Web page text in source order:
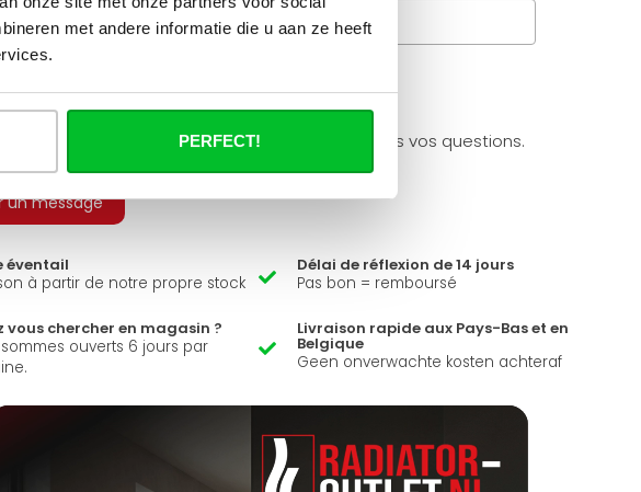
met andere informatie die u aan ze heeft
PERFECT!
Questions fréquentes
une question à propos de se produit.
heureux de vous aider et peut répondre à toutes vos questions.
un message
éventail
à partir de notre propre stock
Délai de réflexion de 14 jours
Pas bon = remboursé
vous chercher en magasin ?
ouverts 6 jours par
Livraison rapide aux Pays-Bas et en
Belgique
Geen onverwachte kosten achteraf